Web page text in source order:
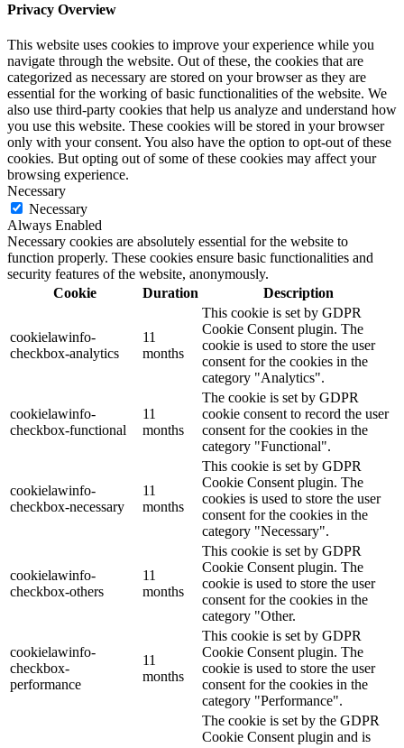
Privacy Overview
This website uses cookies to improve your experience while you
navigate through the website. Out of these, the cookies that are
categorized as necessary are stored on your browser as they are
essential for the working of basic functionalities of the website. We
also use third-party cookies that help us analyze and understand how
you use this website. These cookies will be stored in your browser
only with your consent. You also have the option to opt-out of these
cookies. But opting out of some of these cookies may affect your
browsing experience.
Necessary
Necessary
Always Enabled
Necessary cookies are absolutely essential for the website to
function properly. These cookies ensure basic functionalities and
security features of the website, anonymously.
Cookie
Duration Description
cookielawinfo-
checkbox-analytics
11
months
This cookie is set by GDPR
Cookie Consent plugin. The
cookie is used to store the user
consent for the cookies in the
category "Analytics".
cookielawinfo-
checkbox-functional
11
months
The cookie is set by GDPR
cookie consent to record the user
consent for the cookies in the
category "Functional".
cookielawinfo-
checkbox-necessary
11
months
This cookie is set by GDPR
Cookie Consent plugin. The
cookies is used to store the user
consent for the cookies in the
category "Necessary".
cookielawinfo-
checkbox-others
11
months
This cookie is set by GDPR
Cookie Consent plugin. The
cookie is used to store the user
consent for the cookies in the
category "Other.
cookielawinfo-
checkbox-
performance
11
months
This cookie is set by GDPR
Cookie Consent plugin. The
cookie is used to store the user
consent for the cookies in the
category "Performance".
The cookie is set by the GDPR
Cookie Consent plugin and is